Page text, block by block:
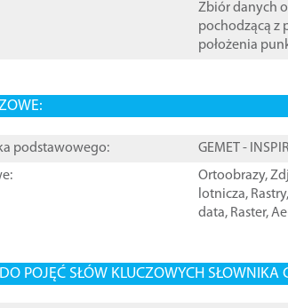
Zbiór danych
pochodzącą z
położenia
podstawowego:
GEMET -
Ortoobrazy,
lotnicza, Rastry,
data, Raster,
POJĘĆ SŁÓW KLUCZOWYCH SŁOWNIKA